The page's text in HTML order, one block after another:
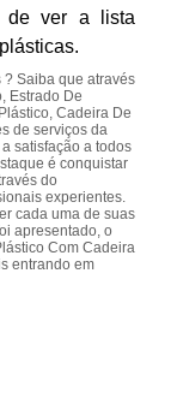
de ver a lista
? Saiba que através
Estrado De
Cadeira De
de serviços da
satisfação a todos
é conquistar
do
experientes.
cada uma de suas
apresentado, o
Com Cadeira
entrando em